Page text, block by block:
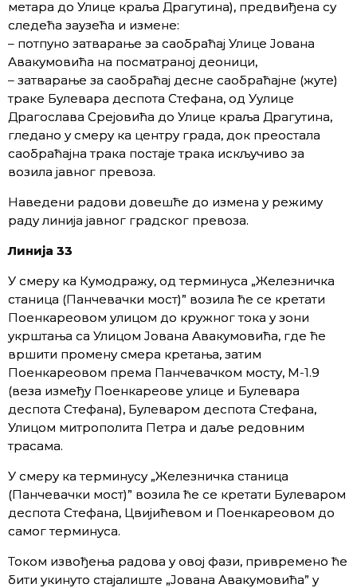
метара до Улице краља Драгутина), предвиђена су
следећа заузећа и измене:
– потпуно затварање за саобраћај Улице Јована
Авакумовића на посматраној деоници,
– затварање за саобраћај десне саобраћајне (жуте)
траке Булевара деспота Стефана, од Уулице
Драгослава Срејовића до Улице краља Драгутина,
гледано у смеру ка центру града, док преостала
саобраћајна трака постаје трака искључиво за
возила јавног превоза.
Наведени радови довешће до измена у режиму
раду линија јавног градског превоза.
Линија 33
У смеру ка Кумодражу, од терминуса „Железничка
станица (Панчевачки мост)” возила ће се кретати
Поенкареовом улицом до кружног тока у зони
укрштања са Улицом Јована Авакумовића, где ће
вршити промену смера кретања, затим
Поенкареовом према Панчевачком мосту, М-1.9
(веза између Поенкареове улице и Булевара
деспота Стефана), Булеваром деспота Стефана,
Улицом митрополита Петра и даље редовним
трасама.
У смеру ка терминусу „Железничка станица
(Панчевачки мост)” возила ће се кретати Булеваром
деспота Стефана, Цвијићевом и Поенкареовом до
самог терминуса.
Током извођења радова у овој фази, привремено ће
бити укинуто стајалиште „Јована Авакумовића” у